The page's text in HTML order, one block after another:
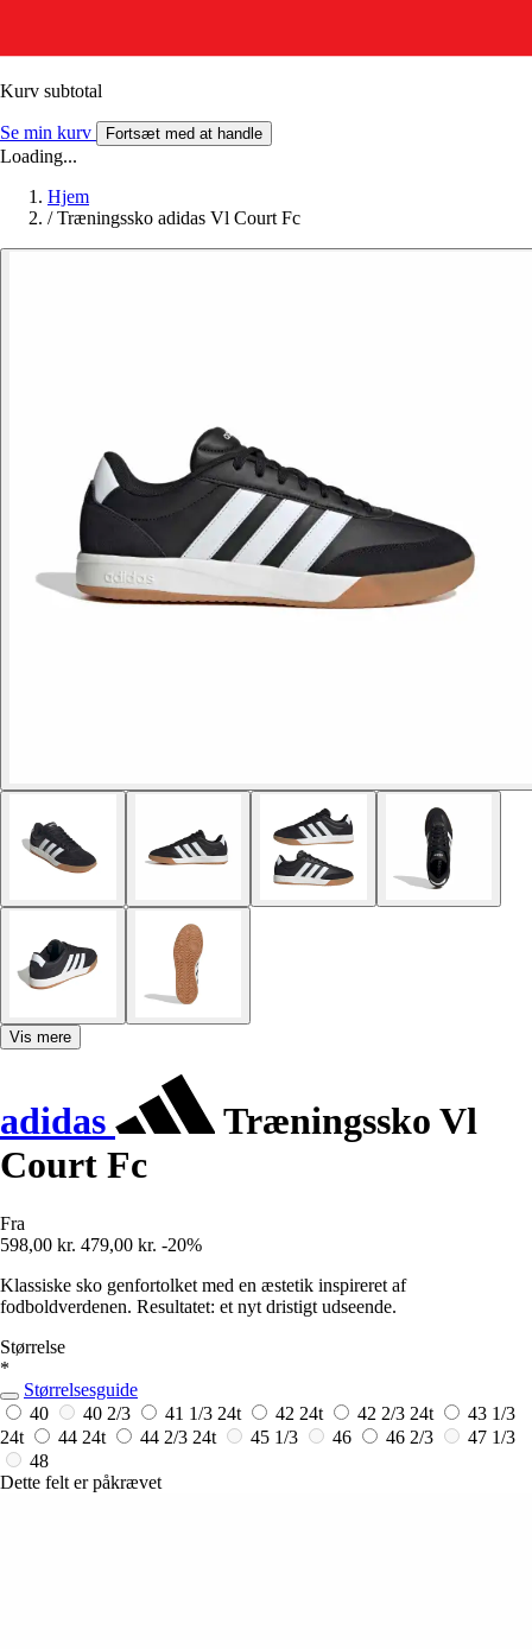
Kurv subtotal
Se min kurv Fortsæt med at handle
Loading...
Hjem
/ Træningssko adidas Vl Court Fc
Vis mere
adidas
Træningssko Vl
Court Fc
Fra
598,00 kr. 479,00 kr. -20%
Klassiske sko genfortolket med en æstetik inspireret af
fodboldverdenen. Resultatet: et nyt dristigt udseende.
Størrelse
*
Størrelsesguide
40
40 2/3 41 1/3 24t 42 24t 42 2/3 24t
43 1/3
24t
44 24t 44 2/3 24t 45 1/3 46 46 2/3
47 1/3
48
Dette felt er påkrævet